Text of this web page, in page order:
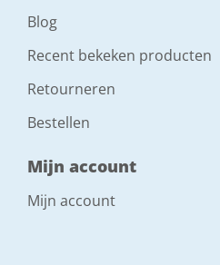
Blog
Recent bekeken producten
Retourneren
Bestellen
Mijn account
Mijn account